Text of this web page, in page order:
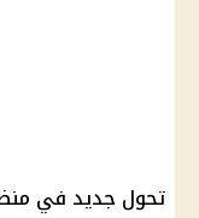
تحول جديد في